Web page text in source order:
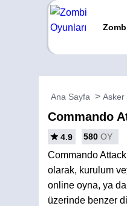
Ana Sayfa Asker
Commando
4.9 580 OY
Commando
olarak, kurulum
online oyna, ya
üzerinde benzer